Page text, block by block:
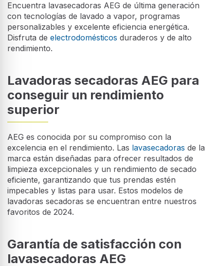
Encuentra lavasecadoras AEG de última generación
con tecnologías de lavado a vapor, programas
personalizables y excelente eficiencia energética.
Disfruta de electrodomésticos duraderos y de alto
rendimiento.
Lavadoras secadoras AEG para
conseguir un rendimiento
superior
AEG es conocida por su compromiso con la
excelencia en el rendimiento. Las lavasecadoras de la
marca están diseñadas para ofrecer resultados de
limpieza excepcionales y un rendimiento de secado
eficiente, garantizando que tus prendas estén
impecables y listas para usar. Estos modelos de
lavadoras secadoras se encuentran entre nuestros
favoritos de 2024.
Garantía de satisfacción con
lavasecadoras AEG